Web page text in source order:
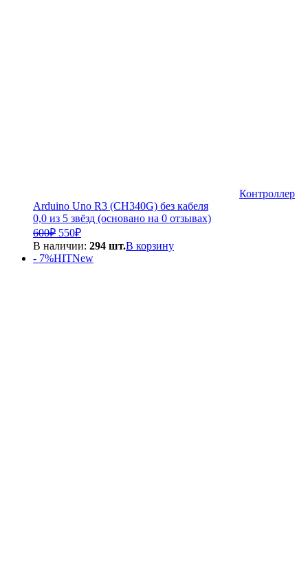
Контроллер
Arduino Uno R3 (CH340G) без кабеля
0,0 из 5 звёзд (основано на 0 отзывах)
600₽ Первоначальная
цена
составляла
550₽Текущая
цена:
550₽.
В наличии: 294 шт.В корзину
- 7%HITNew